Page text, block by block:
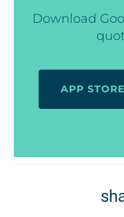
Download
APP STORE